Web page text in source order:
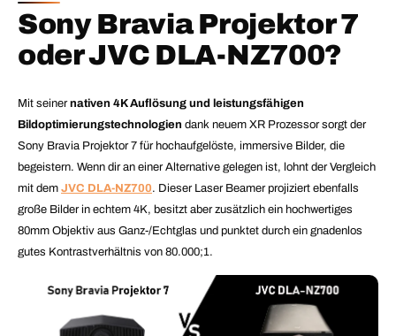
Sony Bravia Projektor 7
oder JVC DLA-NZ700?
Mit seinernativen 4K Auflösung und leistungsfähigen
Bildoptimierungstechnologien dank neuem XR Prozessor sorgt der
Sony Bravia Projektor 7 für hochaufgelöste, immersive Bilder, die
begeistern. Wenn dir an einer Alternative gelegen ist, lohnt der Vergleich
mit dem JVC DLA-NZ700. Dieser Laser Beamer projiziert ebenfalls
große Bilder in echtem 4K, besitzt aber zusätzlich ein hochwertiges
80mm Objektiv aus Ganz-/Echtglas und punktet durch ein gnadenlos
gutes Kontrastverhältnis von 80.000;1.